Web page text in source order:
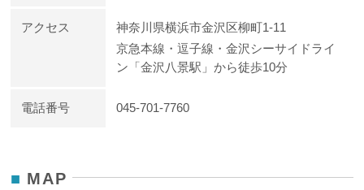
アクセス
神奈川県横浜市金沢区柳町1-11
京急本線・逗子線・金沢シーサイドライ
ン「金沢八景駅」から徒歩10分
電話番号 045-701-7760
MAP